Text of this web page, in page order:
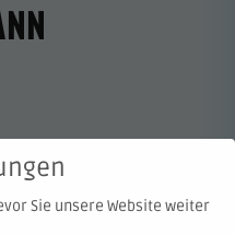
Sie unsere Website weiter